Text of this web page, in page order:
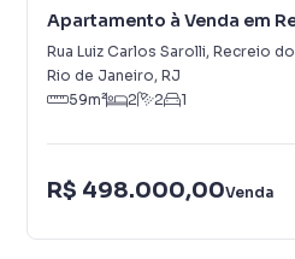
Apartamento à Venda em
Bandeirantes
Rua Luiz Carlos Sarolli, Recreio
Rio de Janeiro, RJ
59m² 2 2 1
R$ 498.000,00Venda